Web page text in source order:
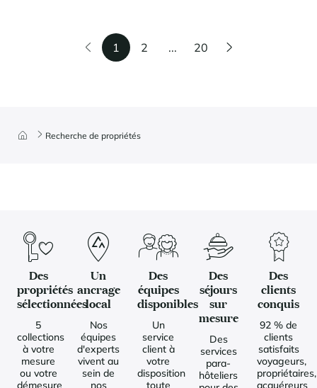
Recherche de propriétés
1 2 ... 20
Des
propriétés
sélectionnées
5
collections
à votre
mesure
ou votre
démesure
Un
ancrage
local
Nos
équipes
d'experts
vivent au
sein de
nos
Des
équipes
disponibles
Un
service
client à
votre
disposition
toute
Des
séjours
sur
mesure
Des
services
para-
hôteliers
Des
clients
conquis
92 % de
clients
satisfaits
voyageurs,
propriétaires,
acquéreurs